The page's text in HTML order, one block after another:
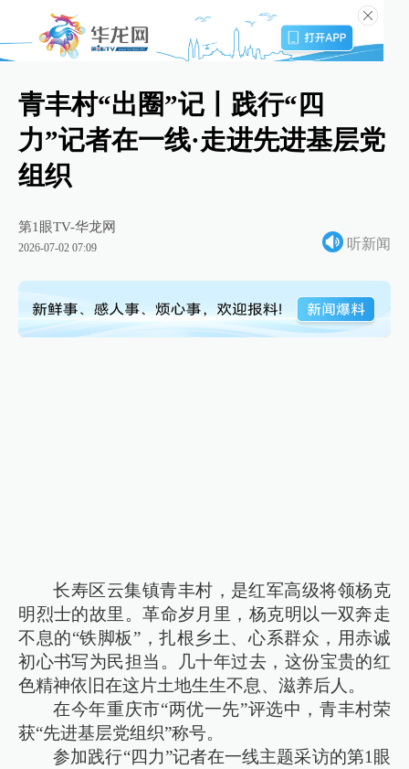
青丰村“出圈”记丨践行“四
力”记者在一线·走进先进基层党
组织
第1眼TV-华龙网
2026-07-02 07:09 听新闻
长寿区云集镇青丰村，是红军高级将领杨克
明烈士的故里。革命岁月里，杨克明以一双奔走
不息的“铁脚板”，扎根乡土、心系群众，用赤诚
初心书写为民担当。几十年过去，这份宝贵的红
色精神依旧在这片土地生生不息、滋养后人。
在今年重庆市“两优一先”评选中，青丰村荣
获“先进基层党组织”称号。
参加践行“四力”记者在一线主题采访的第1眼